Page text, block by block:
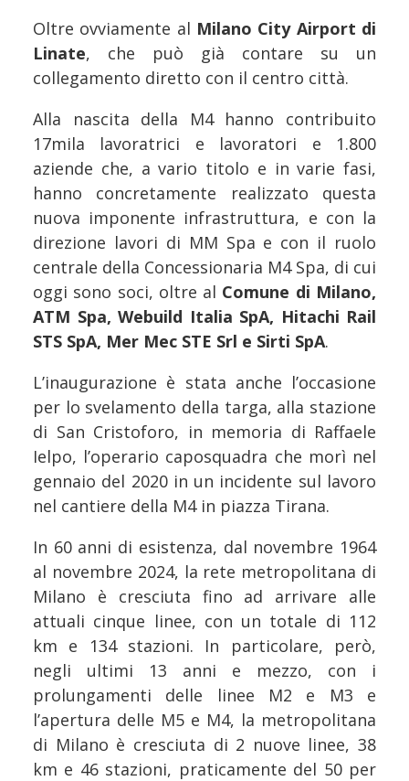
Oltre ovviamente al Milano City Airport di
Linate, che può già contare su un
collegamento diretto con il centro città.
Alla nascita della M4 hanno contribuito
17mila lavoratrici e lavoratori e 1.800
aziende che, a vario titolo e in varie fasi,
hanno concretamente realizzato questa
nuova imponente infrastruttura, e con la
direzione lavori di MM Spa e con il ruolo
centrale della Concessionaria M4 Spa, di cui
oggi sono soci, oltre al Comune di Milano,
ATM Spa, Webuild Italia SpA, Hitachi Rail
STS SpA, Mer Mec STE Srl e Sirti SpA.
L’inaugurazione è stata anche l’occasione
per lo svelamento della targa, alla stazione
di San Cristoforo, in memoria di Raffaele
Ielpo, l’operario caposquadra che morì nel
gennaio del 2020 in un incidente sul lavoro
nel cantiere della M4 in piazza Tirana.
In 60 anni di esistenza, dal novembre 1964
al novembre 2024, la rete metropolitana di
Milano è cresciuta fino ad arrivare alle
attuali cinque linee, con un totale di 112
km e 134 stazioni. In particolare, però,
negli ultimi 13 anni e mezzo, con i
prolungamenti delle linee M2 e M3 e
l’apertura delle M5 e M4, la metropolitana
di Milano è cresciuta di 2 nuove linee, 38
km e 46 stazioni, praticamente del 50 per